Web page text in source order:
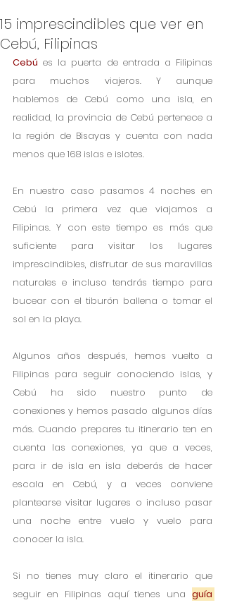
15 imprescindibles que ver en
Cebú, Filipinas
Cebú es la puerta de entrada a Filipinas
para muchos viajeros. Y aunque
hablemos de Cebú como una isla, en
realidad, la provincia de Cebú pertenece a
la región de Bisayas y cuenta con nada
menos que 168 islas e islotes.
En nuestro caso pasamos 4 noches en
Cebú la primera vez que viajamos a
Filipinas. Y con este tiempo es más que
suficiente para visitar los lugares
imprescindibles, disfrutar de sus maravillas
naturales e incluso tendrás tiempo para
bucear con el tiburón ballena o tomar el
sol en la playa.
Algunos años después, hemos vuelto a
Filipinas para seguir conociendo islas, y
Cebú ha sido nuestro punto de
conexiones y hemos pasado algunos días
más. Cuando prepares tu itinerario ten en
cuenta las conexiones, ya que a veces,
para ir de isla en isla deberás de hacer
escala en Cebú, y a veces conviene
plantearse visitar lugares o incluso pasar
una noche entre vuelo y vuelo para
conocer la isla.
Si no tienes muy claro el itinerario que
seguir en Filipinas aquí tienes una guía